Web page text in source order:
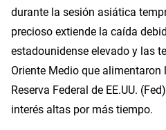
durante la sesión asiática
precioso extiende la caída
estadounidense elevado y las
Oriente Medio que
Reserva Federal de EE.UU.
interés altas por más tiempo.